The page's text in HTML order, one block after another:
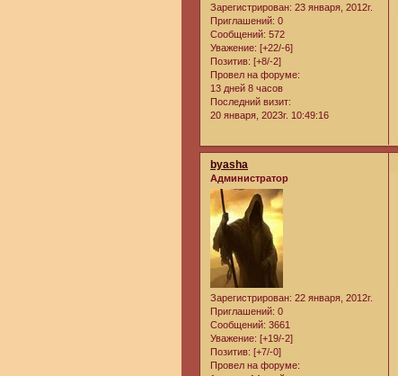
Зарегистрирован: 23 января, 2012г.
Приглашений: 0
Сообщений: 572
Уважение: [+22/-6]
Позитив: [+8/-2]
Провел на форуме:
13 дней 8 часов
Последний визит:
20 января, 2023г. 10:49:16
byasha
Администратор
Зарегистрирован: 22 января, 2012г.
Приглашений: 0
Сообщений: 3661
Уважение: [+19/-2]
Позитив: [+7/-0]
Провел на форуме: